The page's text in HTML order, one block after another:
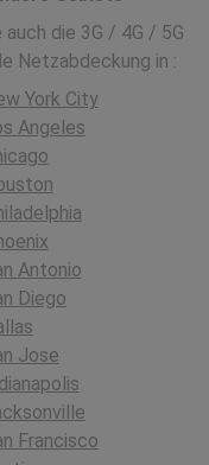
auch die 3G / 4G / 5G
Netzabdeckung in :
York City
Angeles
Antonio
Diego
Jose
Francisco